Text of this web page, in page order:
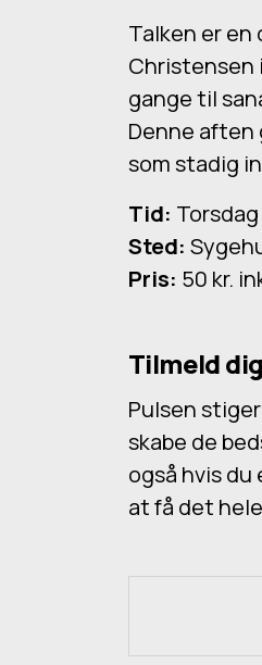
Talken er en
Christensen
gange til
Denne aften
som stadig
Tid: Torsdag
Sted:
Pris: 50 kr.
Tilmeld
Pulsen
skabe de
også hvis
at få det